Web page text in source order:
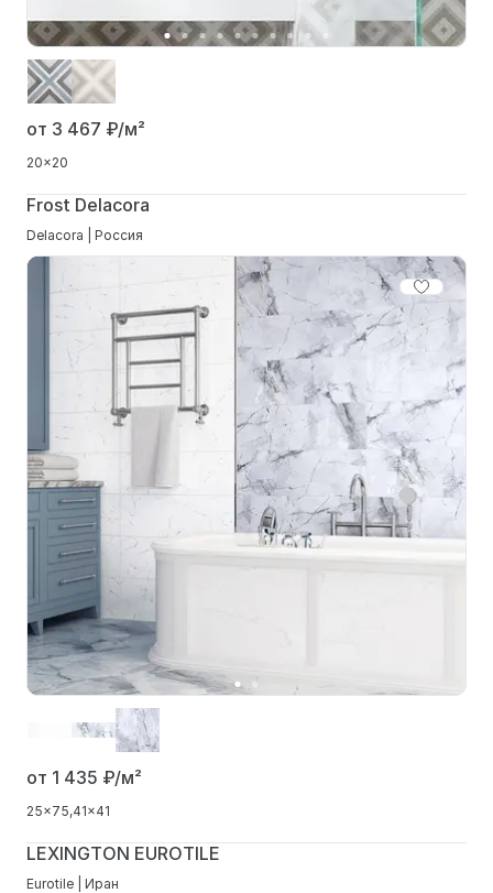
от 3 467 ₽/м²
20x20
Frost Delacora
Delacora | Россия
от 1 435 ₽/м²
25x75 41x41
LEXINGTON EUROTILE
Eurotile | Иран